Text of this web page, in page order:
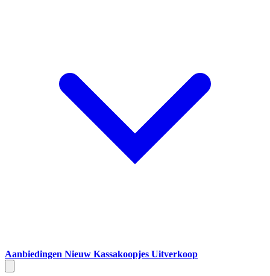
Aanbiedingen Nieuw Kassakoopjes Uitverkoop